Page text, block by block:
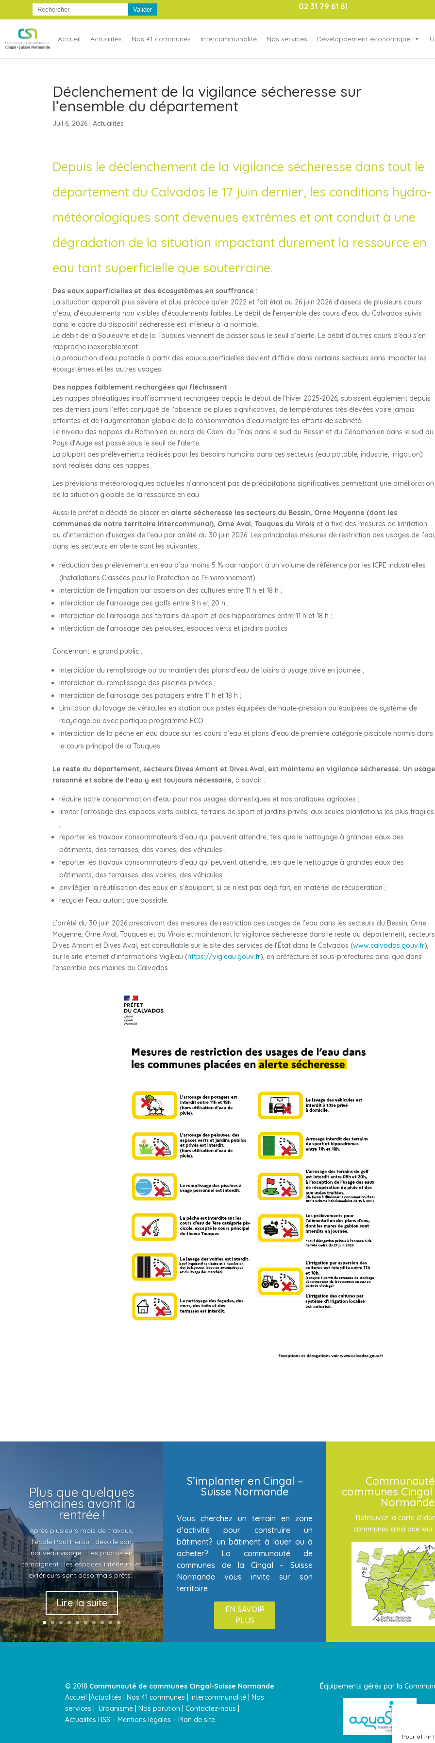
Pour offrir
02 31 79 61 61
Accueil Actualités Nos 41 communes Intercommunalité Nos services Développement économique
Déclenchement de la vigilance sécheresse sur
l’ensemble du département
Juil 6, 2026| Actualités
Depuis le déclenchement de la vigilance sécheresse dans tout le
département du Calvados le 17 juin dernier, les conditions hydro-
météorologiques sont devenues extrêmes et ont conduit à une
dégradation de la situation impactant durement la ressource en
eau tant superficielle que souterraine.
Des eaux superficielles et des écosystèmes en souffrance :
La situation apparaît plus sévère et plus précoce qu’en 2022 et fait état au 26 juin 2026 d’assecs de plusieurs cours
d’eau, d’écoulements non visibles d’écoulements faibles. Le débit de l’ensemble des cours d’eau du Calvados suivis
dans le cadre du dispositif sécheresse est inférieur à la normale.
Le débit de la Souleuvre et de la Touques viennent de passer sous le seuil d’alerte. Le débit d’autres cours d’eau s’en
rapproche inexorablement.
La production d’eau potable à partir des eaux superficielles devient difficile dans certains secteurs sans impacter les
écosystèmes et les autres usages.
Des nappes faiblement rechargées qui fléchissent :
Les nappes phréatiques insuffisamment rechargées depuis le début de l’hiver 2025-2026, subissent également depuis
ces derniers jours l’effet conjugué de l’absence de pluies significatives, de températures très élevées voire jamais
atteintes et de l’augmentation globale de la consommation d’eau malgré les efforts de sobriété.
Le niveau des nappes du Bathonien au nord de Caen, du Trias dans le sud du Bessin et du Cénomanien dans le sud du
Pays d’Auge est passé sous le seuil de l’alerte.
La plupart des prélèvements réalisés pour les besoins humains dans ces secteurs (eau potable, industrie, irrigation)
sont réalisés dans ces nappes.
Les prévisions météorologiques actuelles n’annoncent pas de précipitations significatives permettant une amélioration
de la situation globale de la ressource en eau.
Aussi le préfet a décidé de placer en alerte sécheresse les secteurs du Bessin, Orne Moyenne (dont les
communes de notre territoire intercommunal), Orne Aval, Touques du Viroiset a fixé des mesures de limitation
ou d’interdiction d’usages de l’eau par arrêté du 30 juin 2026. Les principales mesures de restriction des usages de
dans les secteurs en alerte sont les suivantes :
réduction des prélèvements en eau d’au moins 5 % par rapport à un volume de référence par les ICPE industrielles
(Installations Classées pour la Protection de l’Environnement) ;
interdiction de l’irrigation par aspersion des cultures entre 11 h et 18 h ;
interdiction de l’arrosage des golfs entre 8 h et 20 h ;
interdiction de l’arrosage des terrains de sport et des hippodromes entre 11 h et 18 h ;
interdiction de l’arrosage des pelouses, espaces verts et jardins publics.
Concernant le grand public :
Interdiction du remplissage ou au maintien des plans d’eau de loisirs à usage privé en journée ;
Interdiction du remplissage des piscines privées ;
Interdiction de l’arrosage des potagers entre 11 h et 18 h ;
Limitation du lavage de véhicules en station aux pistes équipées de haute-pression ou équipées de système de
recyclage ou avec portique programmé ECO ;
Interdiction de la pêche en eau douce sur les cours d’eau et plans d’eau de première catégorie piscicole hormis dans
le cours principal de la Touques.
Le reste du département, secteurs Dives Amont et Dives Aval, est maintenu en vigilance sécheresse. Un usage
raisonné et sobre de l’eau y est toujours nécessaire, à savoir :
réduire notre consommation d’eau pour nos usages domestiques et nos pratiques agricoles ;
limiter l’arrosage des espaces verts publics, terrains de sport et jardins privés, aux seules plantations les plus fragiles
;
reporter les travaux consommateurs d’eau qui peuvent attendre, tels que le nettoyage à grandes eaux des
bâtiments, des terrasses, des voiries, des véhicules ;
reporter les travaux consommateurs d’eau qui peuvent attendre, tels que le nettoyage à grandes eaux des
bâtiments, des terrasses, des voiries, des véhicules ;
privilégier la réutilisation des eaux en s’équipant, si ce n’est pas déjà fait, en matériel de récupération ;
recycler l’eau autant que possible.
L’arrêté du 30 juin 2026 prescrivant des mesures de restriction des usages de l’eau dans les secteurs du Bessin, Orne
Moyenne, Orne Aval, Touques et du Virois et maintenant la vigilance sécheresse dans le reste du département, secteurs
Dives Amont et Dives Aval, est consultable sur le site des services de l’État dans le Calvados (www.calvados.gouv.fr),
sur le site internet d’informations VigiEau (https://vigieau.gouv.fr), en préfecture et sous-préfectures ainsi que dans
l’ensemble des mairies du Calvados.
Plus que quelques
semaines avant la
rentrée !
Après plusieurs mois de travaux,
l'école Paul Héroult dévoile son
nouveau visage... Les photos en
témoignent : les espaces intérieurs et
extérieurs sont désormais prêts...
Lire la suite
S’implanter en Cingal –
Suisse Normande
Vous cherchez un terrain en zone
d’activité pour construire un
bâtiment? un bâtiment à louer ou à
acheter? La communauté de
communes de la Cingal – Suisse
Normande vous invite sur son
territoire
EN SAVOIR
PLUS
communes Cingal
Normande
Retrouvez la carte
communes ainsi que
© 2018 Communauté de communes Cingal-Suisse Normande
Accueil |Actualités |Nos 41 communes | Intercommunalité |Nos
services
Urbanisme | Nos parution |Contactez-nous |
Actualités RSS –Mentions légales –Plan de site
Équipements gérés par la